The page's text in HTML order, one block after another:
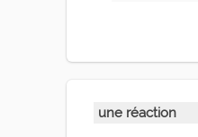
une réaction